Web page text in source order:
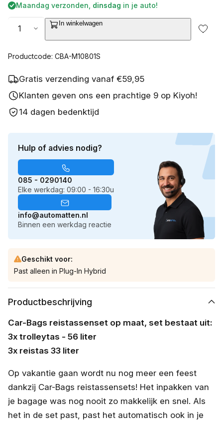
Geschikt voor:
Past alleen in Plug-In Hybrid
Productbeschrijving
Car-Bags reistassenset op maat, set bestaat uit:
3x trolleytas - 56 liter
3x reistas 33 liter
Op vakantie gaan wordt nu nog meer een feest
dankzij Car-Bags reistassensets! Het inpakken van
je bagage was nog nooit zo makkelijk en snel. Als
het in de set past, past het automatisch ook in je
prijs
Maandag verzonden, dinsdag in je auto!
In winkelwagen
Productcode: CBA-M10801S
Gratis verzending vanaf €59,95
Klanten geven ons een prachtige 9 op Kiyoh!
14 dagen bedenktijd
Hulp of advies nodig?
085 - 0290140
Elke werkdag: 09:00 - 16:30u
info@automatten.nl
Binnen een werkdag reactie